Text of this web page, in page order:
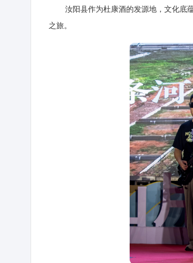
汝阳县作为杜康酒的发源地，文化底蕴
之旅。